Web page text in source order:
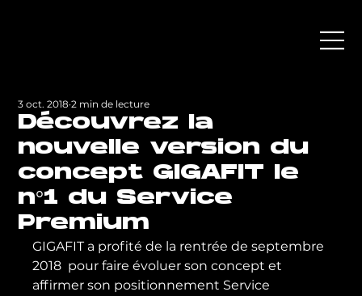
Découvrez la
nouvelle version du
concept GIGAFIT le
n°1 du Service
Premium
3 oct. 2018 2 min de lecture
GIGAFIT a profité de la rentrée de septembre
2018  pour faire évoluer son concept et
affirmer son positionnement Service